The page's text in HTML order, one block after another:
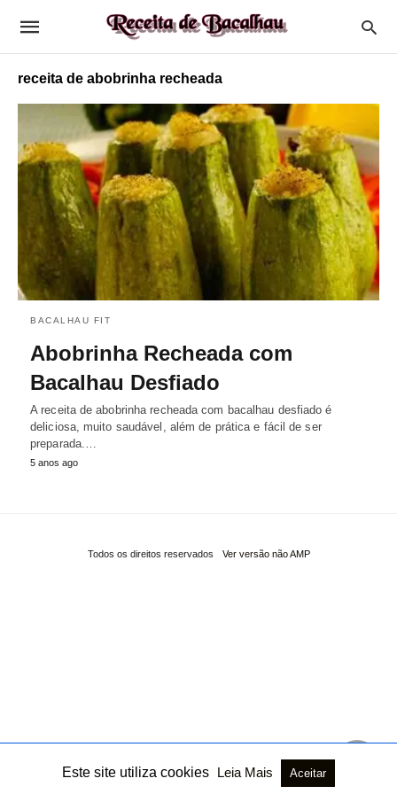
receita de abobrinha recheada
BACALHAU FIT
Abobrinha Recheada com
Bacalhau Desfiado
A receita de abobrinha recheada com bacalhau desfiado é
deliciosa, muito saudável, além de prática e fácil de ser
preparada.…
5 anos ago
Todos os direitos reservados Ver versão não AMP
Este site utiliza cookies Leia Mais Aceitar